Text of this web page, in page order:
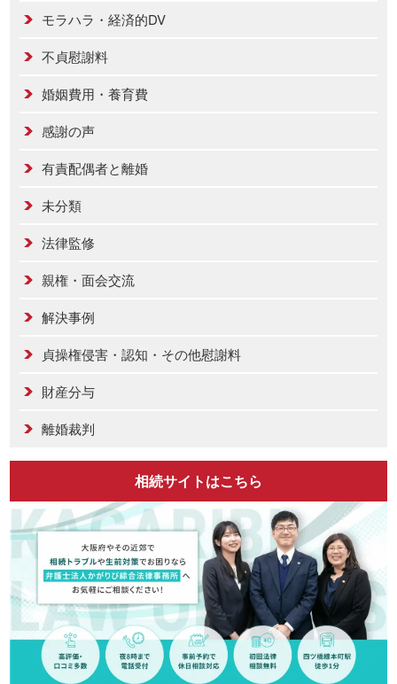
モラハラ・経済的DV
不貞慰謝料
婚姻費用・養育費
感謝の声
有責配偶者と離婚
未分類
法律監修
親権・面会交流
解決事例
貞操権侵害・認知・その他慰謝料
財産分与
離婚裁判
相続サイトはこちら